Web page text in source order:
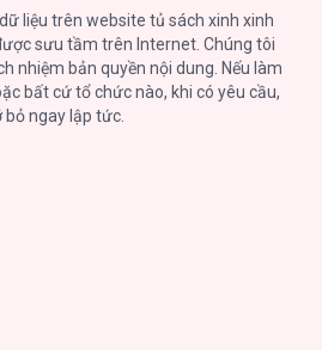
liệu trên website tủ sách xinh xinh
sưu tầm trên Internet. Chúng tôi
nhiệm bản quyền nội dung. Nếu làm
bất cứ tổ chức nào, khi có yêu cầu,
bỏ ngay lập tức.